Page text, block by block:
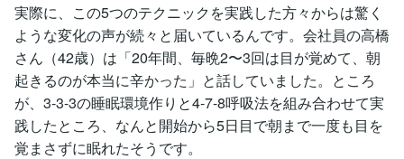
実際に、この5つのテクニックを実践した方々からは驚く
ような変化の声が続々と届いているんです。会社員の高橋
さん（42歳）は「20年間、毎晩2〜3回は目が覚めて、朝
起きるのが本当に辛かった」と話していました。ところ
が、3-3-3の睡眠環境作りと4-7-8呼吸法を組み合わせて実
践したところ、なんと開始から5日目で朝まで一度も目を
覚まさずに眠れたそうです。